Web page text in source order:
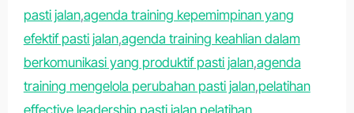
pasti jalan,agenda training kepemimpinan yang
efektif pasti jalan,agenda training keahlian dalam
berkomunikasi yang produktif pasti jalan,agenda
training mengelola perubahan pasti jalan,pelatihan
effective leadership pasti jalan,pelatihan